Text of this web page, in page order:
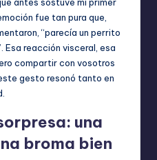
fue tan pura que,
“parecía un perrito
Esa reacción visceral, esa
compartir con vosotros
gesto resonó tanto en
una
broma bien